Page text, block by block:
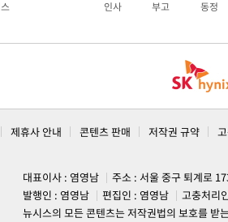
인사 부고 동정
제휴사 안내 콘텐츠 판매 저작권 규약
대표이사 : 염영남
주소 : 서울 중구 퇴계로
발행인 : 염영남
편집인 : 염영남
고충처리
뉴시스의 모든 콘텐츠는 저작권법의 보호를